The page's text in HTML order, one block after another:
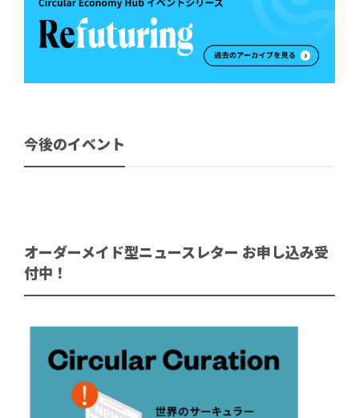
今後のイベント
オーダーメイド型ニュースレター お申し込み受
付中！